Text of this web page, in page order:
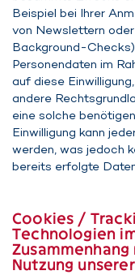
Beispiel bei Ihrer
von Newslettern
Background-
Personendaten im
auf diese
andere
eine solche
Einwilligung kann
werden, was jedoch
bereits erfolgte
Cookies /
Technologien
Nutzung